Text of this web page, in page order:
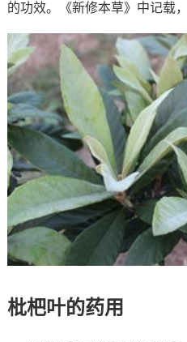
的功效。《新修本草》中记载
枇杷叶的药用